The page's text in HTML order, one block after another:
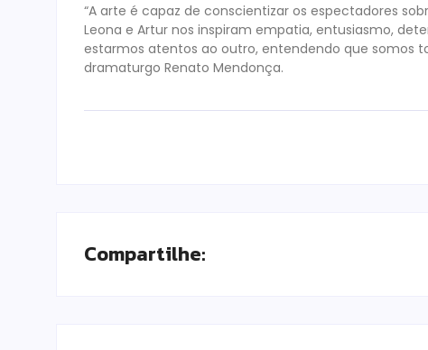
“A arte é capaz de conscientizar os espectadores
Leona e Artur nos inspiram empatia, entusiasmo,
estarmos atentos ao outro, entendendo que somos
dramaturgo Renato Mendonça.
Compartilhe: